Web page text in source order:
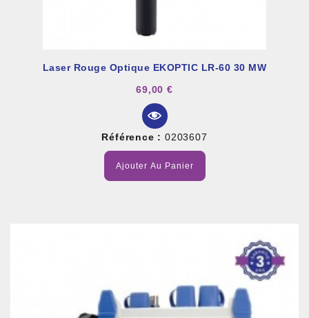
Laser Rouge Optique EKOPTIC LR-60 30 MW
69,00 €
Référence : 0203607
Ajouter Au Panier